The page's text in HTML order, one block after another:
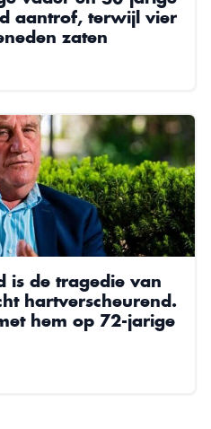
aantrof, terwijl vier
zaten
is de tragedie van
hartverscheurend.
hem op 72-jarige